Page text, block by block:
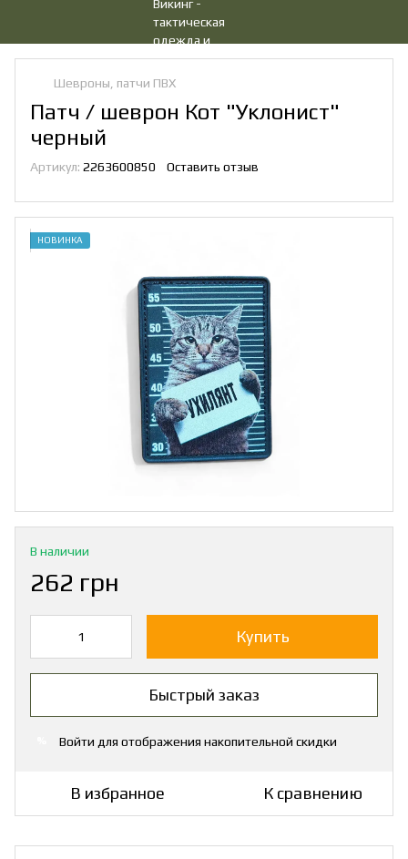
Шевроны, патчи ПВХ
Патч / шеврон Кот "Уклониcт"
черный
Артикул: 2263600850 Оставить отзыв
НОВИНКА
В наличии
262 грн
Купить
Быстрый заказ
Войти для отображения накопительной скидки
В избранное К сравнению